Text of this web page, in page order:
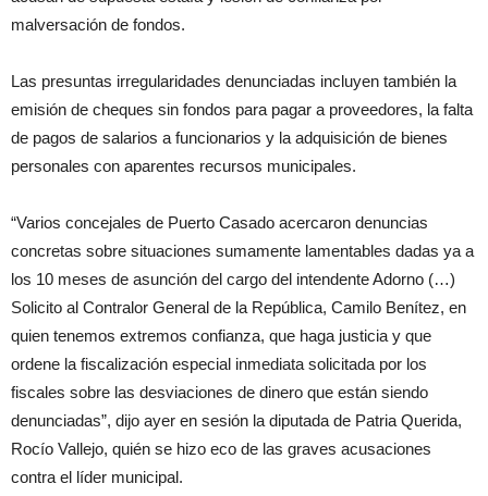
malversación de fondos.
Las presuntas irregularidades denunciadas incluyen también la
emisión de cheques sin fondos para pagar a proveedores, la falta
de pagos de salarios a funcionarios y la adquisición de bienes
personales con aparentes recursos municipales.
“Varios concejales de Puerto Casado acercaron denuncias
concretas sobre situaciones sumamente lamentables dadas ya a
los 10 meses de asunción del cargo del intendente Adorno (…)
Solicito al Contralor General de la República, Camilo Benítez, en
quien tenemos extremos confianza, que haga justicia y que
ordene la fiscalización especial inmediata solicitada por los
fiscales sobre las desviaciones de dinero que están siendo
denunciadas”, dijo ayer en sesión la diputada de Patria Querida,
Rocío Vallejo, quién se hizo eco de las graves acusaciones
contra el líder municipal.